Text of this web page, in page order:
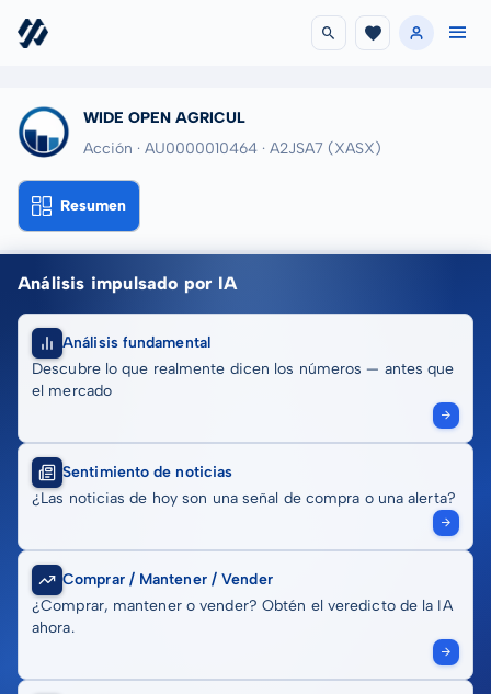
WIDE OPEN AGRICUL
Acción · AU0000010464 · A2JSA7 (XASX)
Resumen
Análisis impulsado por IA
Análisis fundamental
Descubre lo que realmente dicen los números — antes que
el mercado
Sentimiento de noticias
¿Las noticias de hoy son una señal de compra o una alerta?
Comprar / Mantener / Vender
¿Comprar, mantener o vender? Obtén el veredicto de la IA
ahora.